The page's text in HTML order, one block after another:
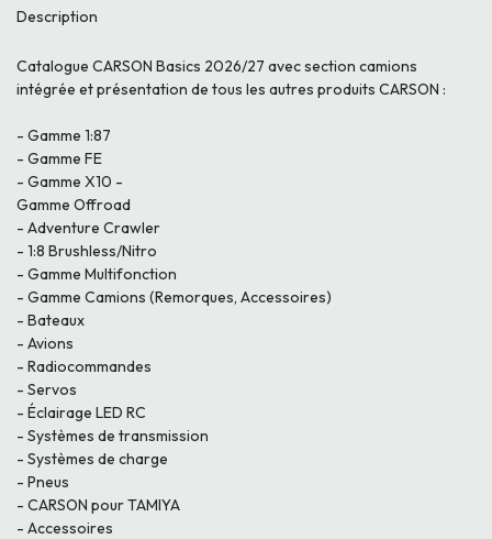
Description
Catalogue CARSON Basics 2026/27 avec section camions
intégrée et présentation de tous les autres produits CARSON :
- Gamme 1:87
- Gamme FE
- Gamme X10 -
Gamme Offroad
- Adventure Crawler
- 1:8 Brushless/Nitro
- Gamme Multifonction
- Gamme Camions (Remorques, Accessoires)
- Bateaux
- Avions
- Radiocommandes
- Servos
- Éclairage LED RC
- Systèmes de transmission
- Systèmes de charge
- Pneus
- CARSON pour TAMIYA
- Accessoires